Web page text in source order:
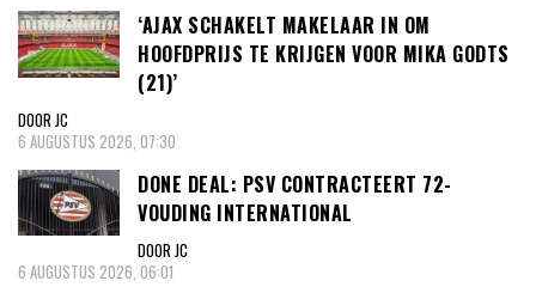
‘AJAX SCHAKELT MAKELAAR IN OM
HOOFDPRIJS TE KRIJGEN VOOR MIKA GODTS
(21)’
DOOR JC
6 AUGUSTUS 2026, 07:30
DONE DEAL: PSV CONTRACTEERT 72-
VOUDING INTERNATIONAL
DOOR JC
6 AUGUSTUS 2026, 06:01